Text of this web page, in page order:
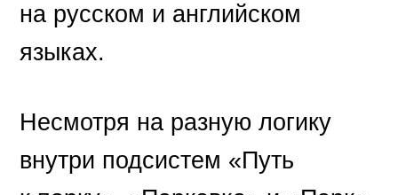
на русском и английском
языках.
Несмотря на разную логику
внутри подсистем «Путь